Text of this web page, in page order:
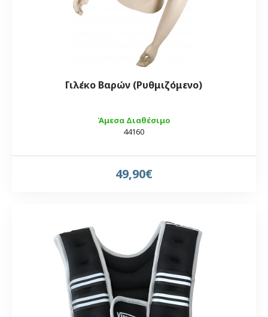
Άμεσα Διαθέσιμο
44160
Γιλέκο Βαρών (Ρυθμιζόμενο)
49,90€